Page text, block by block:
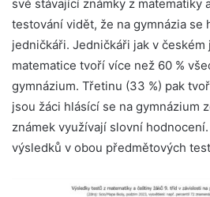
své stávající známky z matematiky
testování vidět, že na gymnázia se
jedničkáři. Jedničkáři jak v českém
matematice tvoří více než 60 %
gymnázium. Třetinu (33 %) pak
jsou žáci hlásící se na gymnázium
známek využívají slovní
výsledků v obou předmětových